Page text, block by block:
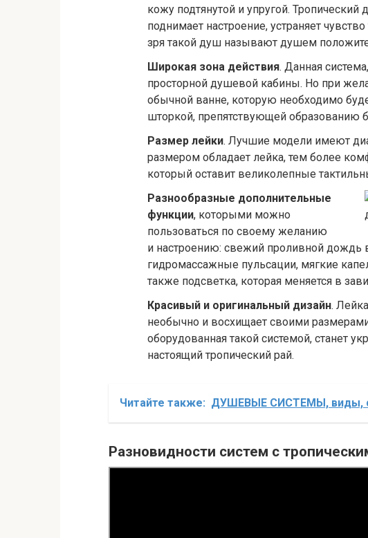
кожу подтянутой и упругой.
поднимает настроение, устраняет
зря такой душ называют душем
Широкая зона действия. Данная
просторной душевой кабины. Но при
обычной ванне, которую необходимо
шторкой, препятствующей образованию
Размер лейки. Лучшие модели имеют
размером обладает лейка, тем более
который оставит великолепные
Разнообразные дополнительные
функции, которыми можно
пользоваться по своему желанию
и настроению: свежий проливной дождь
гидромассажные пульсации, мягкие
также подсветка, которая меняется в
Красивый и оригинальный дизайн.
необычно и восхищает своими
оборудованная такой системой, станет
настоящий тропический рай.
Читайте также: ДУШЕВЫЕ СИСТЕМЫ, виды,
Разновидности систем с